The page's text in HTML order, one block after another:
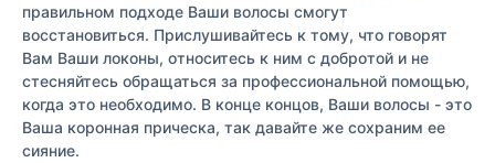
правильном подходе Ваши волосы смогут
восстановиться. Прислушивайтесь к тому, что говорят
Вам Ваши локоны, относитесь к ним с добротой и не
стесняйтесь обращаться за профессиональной помощью,
когда это необходимо. В конце концов, Ваши волосы - это
Ваша коронная прическа, так давайте же сохраним ее
сияние.